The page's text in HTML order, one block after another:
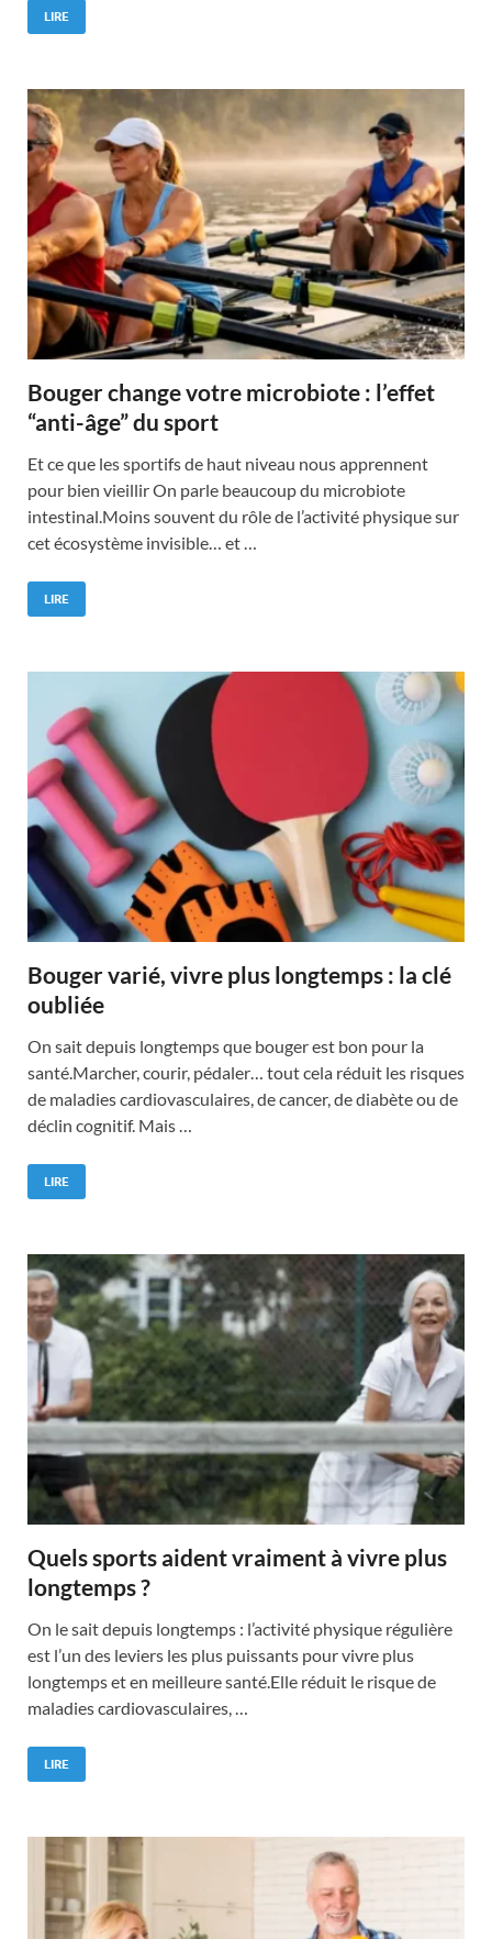
LIRE
Bouger change votre microbiote : l’effet
“anti-âge” du sport
Et ce que les sportifs de haut niveau nous apprennent
pour bien vieillir On parle beaucoup du microbiote
intestinal.Moins souvent du rôle de l’activité physique sur
cet écosystème invisible… et …
LIRE
Bouger varié, vivre plus longtemps : la clé
oubliée
On sait depuis longtemps que bouger est bon pour la
santé.Marcher, courir, pédaler… tout cela réduit les risques
de maladies cardiovasculaires, de cancer, de diabète ou de
déclin cognitif. Mais …
LIRE
Quels sports aident vraiment à vivre plus
longtemps ?
On le sait depuis longtemps : l’activité physique régulière
est l’un des leviers les plus puissants pour vivre plus
longtemps et en meilleure santé.Elle réduit le risque de
maladies cardiovasculaires, …
LIRE